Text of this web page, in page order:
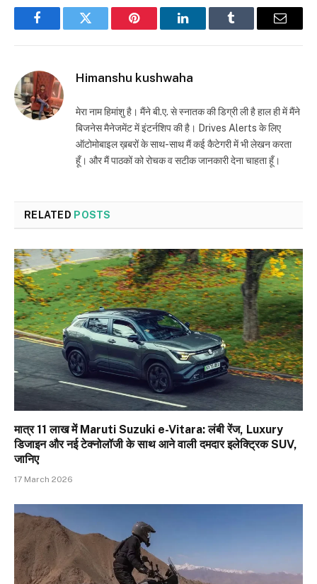
FacebookTwitter Pinterest LinkedInTumblr Email
Himanshu kushwaha
मेरा नाम हिमांशु है। मैंने बी.ए. से स्नातक की डिग्री ली है हाल ही में मैंने
बिजनेस मैनेजमेंट में इंटर्नशिप की है। Drives Alerts के लिए
ऑटोमोबाइल ख़बरों के साथ-साथ मैं कई कैटेगरी में भी लेखन करता
हूँ। और मैं पाठकों को रोचक व सटीक जानकारी देना चाहता हूँ।
RELATED POSTS
मात्र ₹11 लाख में Maruti Suzuki e-Vitara: लंबी रेंज, Luxury
डिजाइन और नई टेक्नोलॉजी के साथ आने वाली दमदार इलेक्ट्रिक SUV,
जानिए
17 March 2026